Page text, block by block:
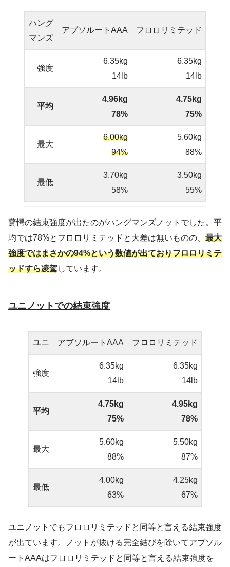
ハング
マンズ
アブソルートAAA フロロリミテッド
強度
6.35kg
14lb
6.35kg
14lb
平均
4.96kg
78%
4.75kg
75%
最大
6.00kg
94%
5.60kg
88%
最低
3.70kg
58%
3.50kg
55%
驚愕の結束強度が出たのがハングマンズノットでした。平
均では78%とフロロリミテッドと大差は無いものの、 最大
強度ではまさかの94%という数値が出ておりフロロリミテ
ッドすら凌駕しています。
ユニノットでの結束強度
ユニ アブソルートAAA フロロリミテッド
強度
6.35kg
14lb
6.35kg
14lb
平均
4.75kg
75%
4.95kg
78%
最大
5.60kg
88%
5.50kg
87%
最低
4.00kg
63%
4.25kg
67%
ユニノットでもフロロリミテッドと同等と言える結束強度
が出ています。ノットが抜ける完全結びを除いてアブソル
ートAAAはフロロリミテッドと同等と言える結束強度を